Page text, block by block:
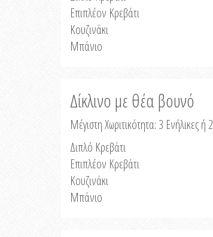
Επιπλέον Κρεβάτι
Κουζινάκι
Μπάνιο
Δίκλινο με θέα βουνό
Μέγιστη Χωριτικότητα: 3 Ενήλικες ή
Διπλό Κρεβάτι
Επιπλέον Κρεβάτι
Κουζινάκι
Μπάνιο